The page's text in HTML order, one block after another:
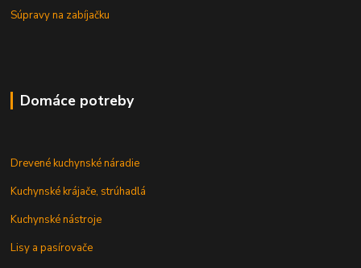
Súpravy na zabíjačku
Domáce potreby
Drevené kuchynské náradie
Kuchynské krájače, strúhadlá
Kuchynské nástroje
Lisy a pasírovače